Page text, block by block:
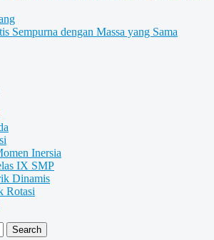
Sempurna dengan Massa yang Sama
Inersia
IX SMP
Dinamis
Rotasi